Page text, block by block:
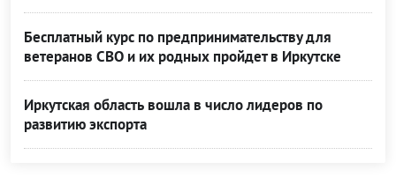
Бесплатный курс по предпринимательству для
ветеранов СВО и их родных пройдет в Иркутске
Иркутская область вошла в число лидеров по
развитию экспорта